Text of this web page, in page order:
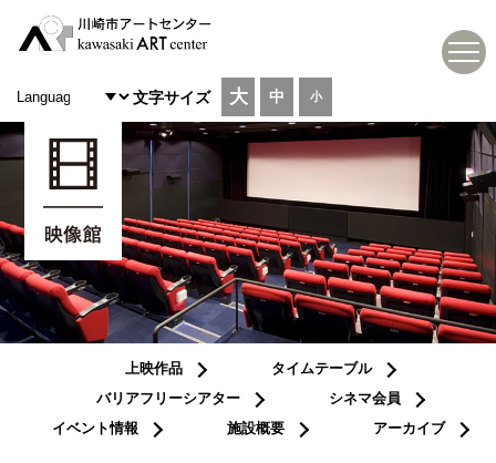
文字サイズ 大 中 小
上映作品
タイムテーブル
バリアフリーシアター
シネマ会員
イベント情報
施設概要 アーカイブ